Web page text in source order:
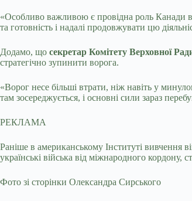
«Особливо важливою є провідна роль Канади в
та готовність і надалі продовжувати цю
Додамо, що секретар Комітету Верховної
стратегічно зупинити ворога.
«Ворог несе більші втрати, ніж навіть у
там зосереджується, і основні сили зараз
РЕКЛАМА
Раніше в американському Інституті вивчення
українські війська від міжнародного
Фото зі сторінки Олександра Сирського